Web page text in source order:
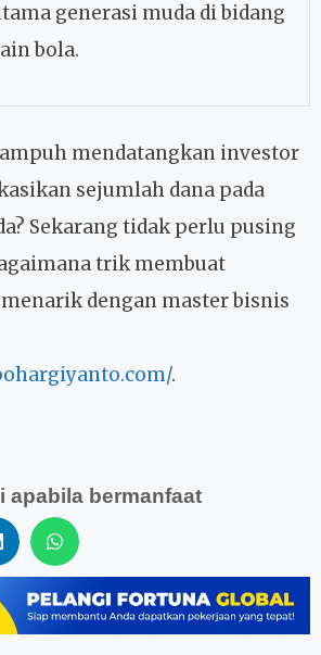
generasi muda di bidang
bola.
mendatangkan investor
sejumlah dana pada
Sekarang tidak perlu pusing
trik membuat
menarik dengan master bisnis
.
apabila bermanfaat